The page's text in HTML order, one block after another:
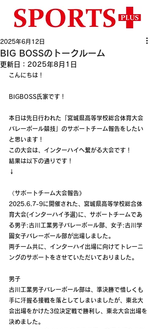
BIG BOSSのトークルーム
2025年6月12日
更新日： 2025年8月1日
こんにちは！
BIGBOSS氏家です！
本日は先日行われた「宮城県高等学校総合体育大会
バレーボール競技」のサポートチーム報告をしたい
と思います！
この大会は、インターハイへ繋がる大会です！
結果は以下の通りです！
↓
《サポートチーム大会報告》
2025.6.7-9に開催された、宮城県高等学校総合体
育大会(インターハイ予選)に、サポートチームであ
る男子:古川工業男子バレーボール部、女子:古川学
園女子バレーボール部が出場しました。
両チーム共に、インターハイ出場に向けてトレーニ
ングのサポートをさせていただいておりました。
男子
古川工業男子バレーボール部は、準決勝で惜しくも
手に汗握る接戦を落としてしまいましたが、東北大
会出場をかけた3位決定戦で勝利し、東北大会出場を
決めました。